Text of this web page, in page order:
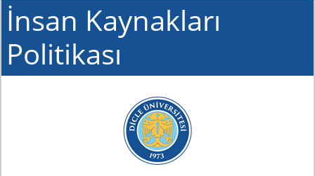
İnsan Kaynakları
Politikası